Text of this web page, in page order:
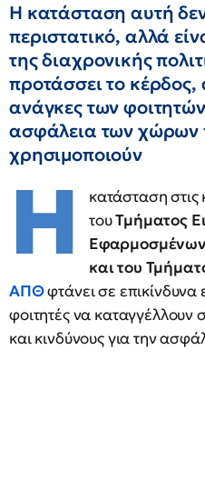
Η κατάσταση αυτή
περιστατικό, αλλά
της διαχρονικής
προτάσσει το κέρδος,
ανάγκες των
ασφάλεια των χώρων
χρησιμοποιούν
Η
κατάσταση στις
τουΤμήματος
και του
ΑΠΘφτάνει σε επικίνδυνα
φοιτητές να καταγγέλλουν
και κινδύνους για την